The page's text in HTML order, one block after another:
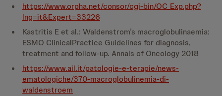
https://www.orpha.net/consor/cgi-bin/OC_Exp.php?
lng=it&Expert=33226
Kastritis E et al.: Waldenstrom’s macroglobulinaemia:
ESMO ClinicalPractice Guidelines for diagnosis,
treatment and follow-up. Annals of Oncology 2018
https://www.ail.it/patologie-e-terapie/news-
ematologiche/370-macroglobulinemia-di-
waldenstroem